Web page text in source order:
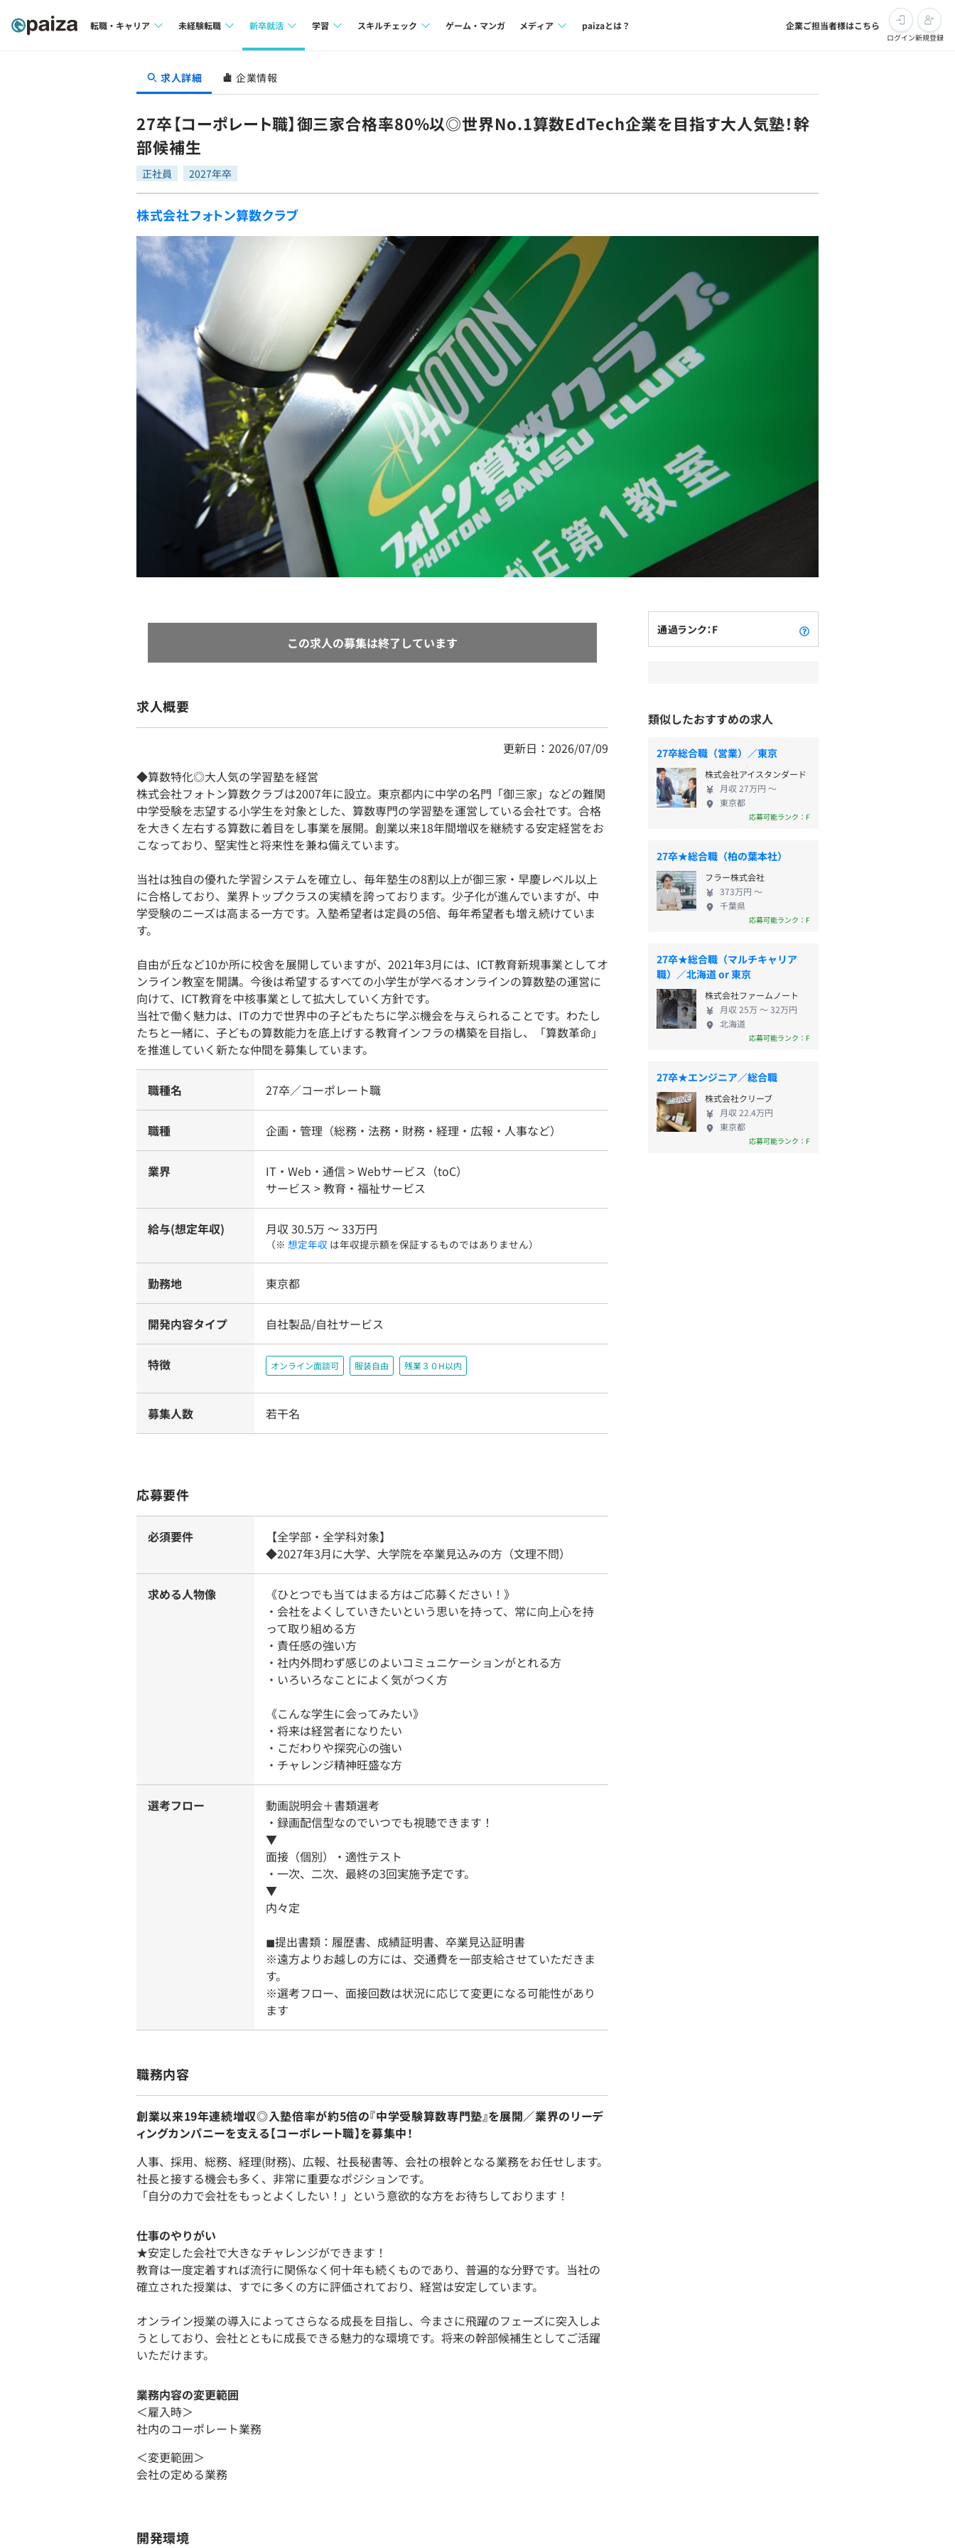
転職・キャリア
転職成功ガイド
未経験転職
求人検索
転職成功ガイド
新卒就活
本選考
インターン
インタビュー
学習
4択課題
リファレンス
個人向けプラン
法人向けプラン
学校向けプラン
契約内容・クーポン
スキルチェック
評価結果一覧
ゲーム・マンガ メディア
note
paizaとは？ 企業ご担当者様はこちら
ログイン新規登録
求人詳細 企業情報
27卒【コーポレート職】御三家合格率80%以◎世界No.1算数EdTech企業を目指す大人気塾！幹
部候補生
正社員 2027年卒
株式会社フォトン算数クラブ
この求人の募集は終了しています
求人概要
更新日：2026/07/09
◆算数特化◎大人気の学習塾を経営
株式会社フォトン算数クラブは2007年に設立。東京都内に中学の名門「御三家」などの難関
中学受験を志望する小学生を対象とした、算数専門の学習塾を運営している会社です。合格
を大きく左右する算数に着目をし事業を展開。創業以来18年間増収を継続する安定経営をお
こなっており、堅実性と将来性を兼ね備えています。
当社は独自の優れた学習システムを確立し、毎年塾生の8割以上が御三家・早慶レベル以上
に合格しており、業界トップクラスの実績を誇っております。少子化が進んでいますが、中
学受験のニーズは高まる一方です。入塾希望者は定員の5倍、毎年希望者も増え続けていま
す。
自由が丘など10か所に校舎を展開していますが、2021年3月には、ICT教育新規事業としてオ
ンライン教室を開講。今後は希望するすべての小学生が学べるオンラインの算数塾の運営に
向けて、ICT教育を中核事業として拡大していく方針です。
当社で働く魅力は、ITの力で世界中の子どもたちに学ぶ機会を与えられることです。わたし
たちと一緒に、子どもの算数能力を底上げする教育インフラの構築を目指し、「算数革命」
を推進していく新たな仲間を募集しています。
職種名 27卒／コーポレート職
職種 企画・管理（総務・法務・財務・経理・広報・人事など）
業界
IT・Web・通信 > Webサービス（toC）
サービス > 教育・福祉サービス
給与(想定年収) 月収 30.5万 〜 33万円
（※ 想定年収 は年収提示額を保証するものではありません）
勤務地 東京都
開発内容タイプ 自社製品/自社サービス
特徴 オンライン面談可 服装自由 残業３０H以内
募集人数 若干名
応募要件
必須要件
【全学部・全学科対象】
◆2027年3月に大学、大学院を卒業見込みの方（文理不問）
求める人物像
《ひとつでも当てはまる方はご応募ください！》
・会社をよくしていきたいという思いを持って、常に向上心を持
って取り組める方
・責任感の強い方
・社内外問わず感じのよいコミュニケーションがとれる方
・いろいろなことによく気がつく方
《こんな学生に会ってみたい》
・将来は経営者になりたい
・こだわりや探究心の強い
・チャレンジ精神旺盛な方
選考フロー
動画説明会＋書類選考
・録画配信型なのでいつでも視聴できます！
▼
面接（個別）・適性テスト
・一次、二次、最終の3回実施予定です。
▼
内々定
◼︎提出書類：履歴書、成績証明書、卒業見込証明書
※遠方よりお越しの方には、交通費を一部支給させていただきま
す。
※選考フロー、面接回数は状況に応じて変更になる可能性があり
ます
職務内容
創業以来19年連続増収◎入塾倍率が約5倍の『中学受験算数専門塾』を展開／業界のリーデ
ィングカンパニーを支える【コーポレート職】を募集中！
人事、採用、総務、経理(財務)、広報、社長秘書等、会社の根幹となる業務をお任せします。
社長と接する機会も多く、非常に重要なポジションです。
「自分の力で会社をもっとよくしたい！」という意欲的な方をお待ちしております！
仕事のやりがい
★安定した会社で大きなチャレンジができます！
教育は一度定着すれば流行に関係なく何十年も続くものであり、普遍的な分野です。当社の
確立された授業は、すでに多くの方に評価されており、経営は安定しています。
オンライン授業の導入によってさらなる成長を目指し、今まさに飛躍のフェーズに突入しよ
うとしており、会社とともに成長できる魅力的な環境です。将来の幹部候補生としてご活躍
いただけます。
業務内容の変更範囲
＜雇入時＞
社内のコーポレート業務
＜変更範囲＞
会社の定める業務
開発環境
通過ランク：F
類似したおすすめの求人
27卒総合職（営業）／東京
株式会社アイスタンダード
月収 27万円 〜
東京都
応募可能ランク：F
27卒★総合職（柏の葉本社）
フラー株式会社
373万円 〜
千葉県
応募可能ランク：F
27卒★総合職（マルチキャリア
職）／北海道 or 東京
株式会社ファームノート
月収 25万 〜 32万円
北海道
応募可能ランク：F
27卒★エンジニア／総合職
株式会社クリーブ
月収 22.4万円
東京都
応募可能ランク：F